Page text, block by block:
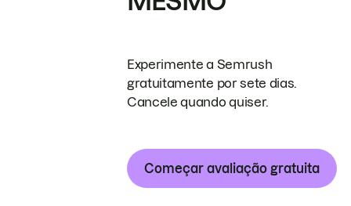
Experimente a Semrush
gratuitamente por sete dias.
Cancele quando quiser.
Começar avaliação gratuita